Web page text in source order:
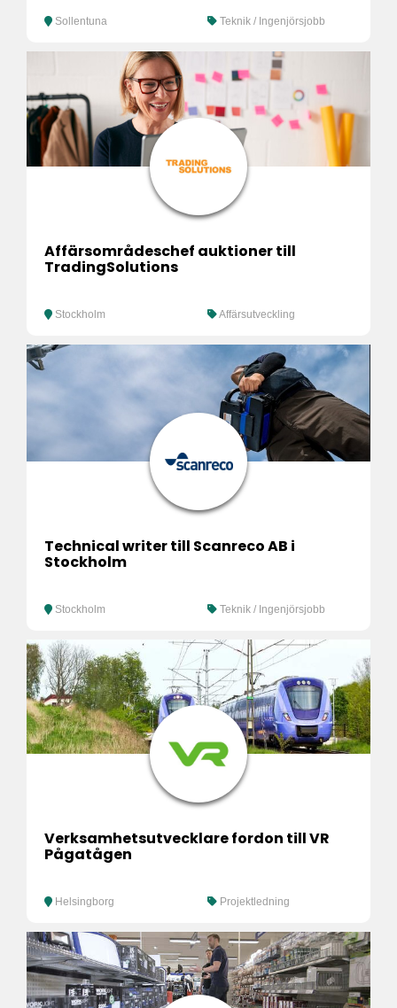
Sollentuna Teknik / Ingenjörsjobb
Affärsområdeschef auktioner till
TradingSolutions
Stockholm Affärsutveckling
Technical writer till Scanreco AB i
Stockholm
Stockholm Teknik / Ingenjörsjobb
Verksamhetsutvecklare fordon till VR
Pågatågen
Helsingborg Projektledning